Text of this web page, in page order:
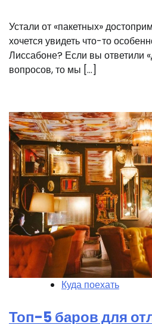
Устали от «пакетных»
хочется увидеть что-то
Лиссабоне? Если вы ответили
вопросов, то мы […]
Куда поехать
Топ-5 баров для